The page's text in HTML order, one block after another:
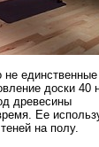
не единственные
доски 40
древесины
Ее
на полу.